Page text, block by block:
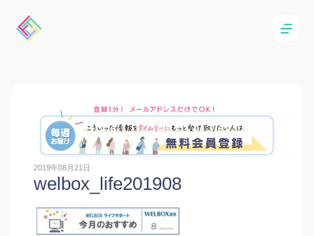
2019年08月21日
welbox_life201908